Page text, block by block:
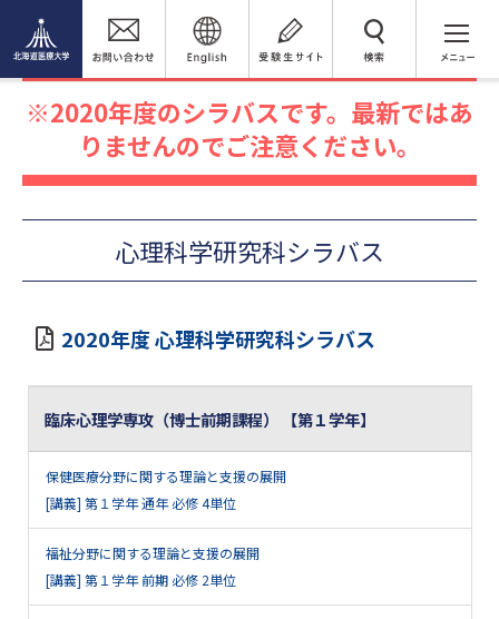
検 索
2020年度シラバス
心理科学研究科シラバス
2020年度のシラバスです。最新ではあ
りませんのでご注意ください。
心理科学研究科シラバス
2020年度 心理科学研究科シラバス
臨床心理学専攻（博士前期課程） 【第１学年】
保健医療分野に関する理論と支援の展開
[講義] 第１学年 通年 必修 4単位
福祉分野に関する理論と支援の展開
[講義] 第１学年 前期 必修 2単位